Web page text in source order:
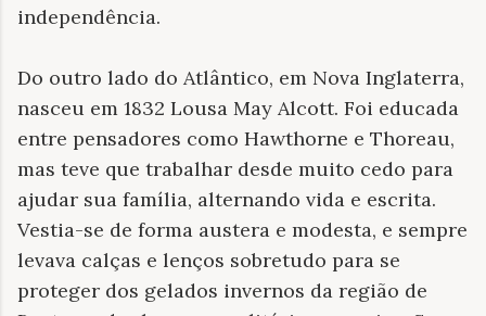
independência.
Do outro lado do Atlântico, em Nova Inglaterra,
nasceu em 1832 Lousa May Alcott. Foi educada
entre pensadores como Hawthorne e Thoreau,
mas teve que trabalhar desde muito cedo para
ajudar sua família, alternando vida e escrita.
Vestia-se de forma austera e modesta, e sempre
levava calças e lenços sobretudo para se
proteger dos gelados invernos da região de